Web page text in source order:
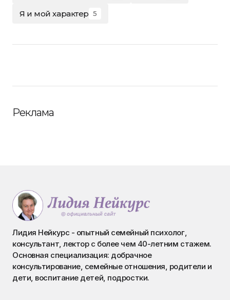
Я и мой характер 5
Реклама
Лидия Нейкурс - опытный семейный психолог,
консультант, лектор с более чем 40-летним стажем.
Основная специализация: добрачное
консультирование, семейные отношения, родители и
дети, воспитание детей, подростки.